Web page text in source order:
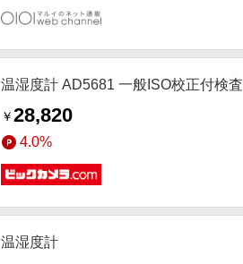
温湿度計 AD5681 一般ISO校正付検査
￥28,820
4.0%
温湿度計